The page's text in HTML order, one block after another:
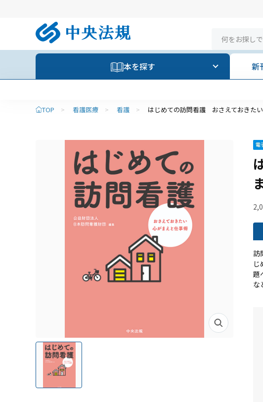
本を探す 新
TOP > 看護医療 > 看護 > はじめての訪問看護 おさえておきた
訪
題
な